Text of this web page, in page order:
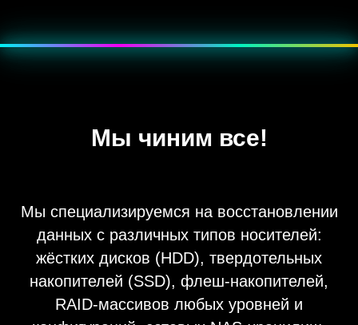
???? Эффект — мягкое пульсирующее свечение, как неоновая
Мы чиним все!
Мы специализируемся на восстановлении
данных с различных типов носителей:
жёстких дисков (HDD), твердотельных
накопителей (SSD), флеш-накопителей,
RAID-массивов любых уровней и